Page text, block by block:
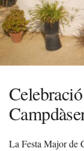
La Festa Major de